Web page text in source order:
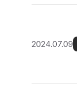
2024.07.09